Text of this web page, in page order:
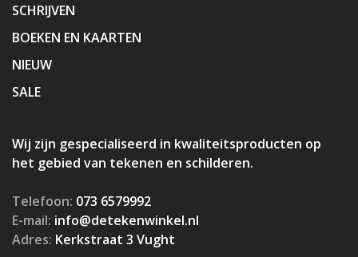
SCHRIJVEN
BOEKEN EN KAARTEN
NIEUW
SALE
Wij zijn gespecialiseerd in kwaliteitsproducten op
het gebied van tekenen en schilderen.
Telefoon: 073 6579992
E-mail: info@detekenwinkel.nl
Adres: Kerkstraat 3 Vught